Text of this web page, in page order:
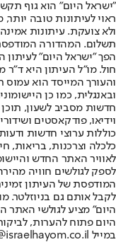
"ישראל היום" הוא גוף
ראוי לעיתונות טובה
ולא צועקת. עיתונות
הפך "ישראל היום" לעיתון
חול. מו"ל העיתון היא ד"ר
והעורך המייסד הוא עמוס
חדשות מסביב לשעון, תוכן
וידיאו, פודקאסטים
כוללות ערוצי חדשות
לאוויר האתר החדש
לספק לגולשים חוויה
המודפסת של העיתון
לקבל אותם גם בניוזלטר.
היום" מציע לגולשי האתר
היום פתוח להערות,
במייל hayom@israelhayom.co.il.